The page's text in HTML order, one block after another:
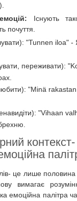
Існують
почуття.
"Tunnen iloa" -
переживати):
"Minä
"Vihaan
це лише
вимагає
емоційна палітра